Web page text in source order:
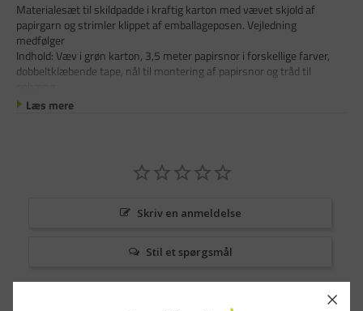
Materialesæt til skildpadde i kraftig karton med vævet skjold af
papirgarn og strimler klippet af emballageposen. Vejledning
medfølger
Indhold: Væv i grøn karton, 3,5 meter papirsnor i forskellige farver,
dobbeltklæbende tape, nål til montering af papirsnor og tråd til
Læs mere
Skriv en anmeldelse
Stil et spørgsmål